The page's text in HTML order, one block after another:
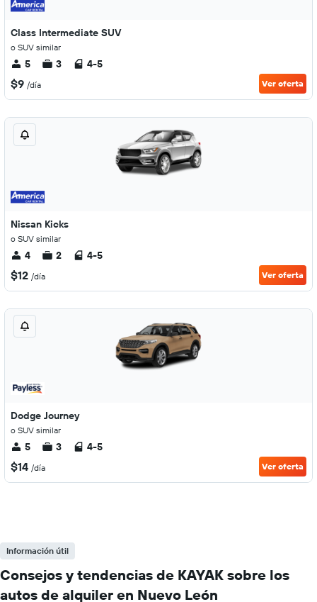
Class Intermediate SUV
o SUV similar
5 3 4-5
$9 /día Ver oferta
Nissan Kicks
o SUV similar
4 2 4-5
$12 /día Ver oferta
Dodge Journey
o SUV similar
5 3 4-5
$14 /día Ver oferta
Información útil
Consejos y tendencias de KAYAK sobre los
autos de alquiler en Nuevo León